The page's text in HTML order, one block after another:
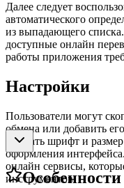
Далее следует
автоматического
из выпадающего
доступные онлайн
работы приложения
Настройки
Пользователи могут
обмена или добавить
выбрать шрифт и
оформления
онлайн сервисы,
инструментов.
Особенности